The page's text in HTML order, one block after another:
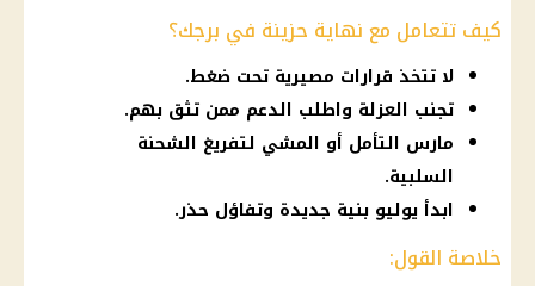
كيف تتعامل مع نهاية حزينة في برجك؟
لا تتخذ قرارات مصيرية تحت ضغط.
تجنب العزلة واطلب الدعم ممن تثق بهم.
مارس التأمل أو المشي لتفريغ الشحنة
السلبية.
ابدأ يوليو بنية جديدة وتفاؤل حذر.
خلاصة القول: